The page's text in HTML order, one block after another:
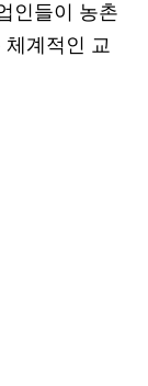
인들이 농촌
계적인 교